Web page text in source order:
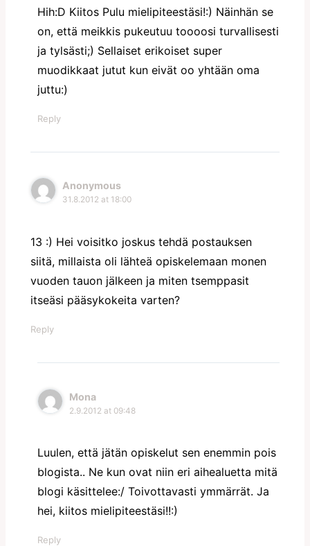
Hih:D Kiitos Pulu mielipiteestäsi!:) Näinhän se
on, että meikkis pukeutuu toooosi turvallisesti
ja tylsästi;) Sellaiset erikoiset super
muodikkaat jutut kun eivät oo yhtään oma
juttu:)
Reply
Anonymous
31.8.2012 at 18:00
13 :) Hei voisitko joskus tehdä postauksen
siitä, millaista oli lähteä opiskelemaan monen
vuoden tauon jälkeen ja miten tsemppasit
itseäsi pääsykokeita varten?
Reply
Mona
2.9.2012 at 09:48
Luulen, että jätän opiskelut sen enemmin pois
blogista.. Ne kun ovat niin eri aihealuetta mitä
blogi käsittelee:/ Toivottavasti ymmärrät. Ja
hei, kiitos mielipiteestäsi!!:)
Reply